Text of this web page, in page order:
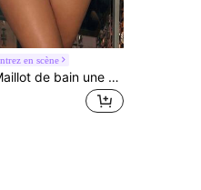
en scène
Swim SXY Maillot de bain une pièce élégant imprimé léopard pour femmes grandes tailles, design sexy avec bretelles croisées, cordon de serrage ajustable sur les côtés, convient pour les fêtes au bord de la piscine et les vacances